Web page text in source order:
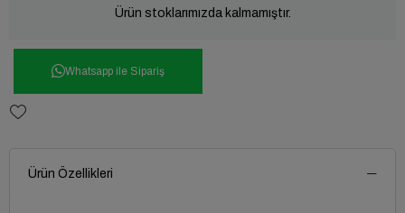
Ürün stoklarımızda kalmamıştır.
Whatsapp ile Sipariş
Ürün Özellikleri